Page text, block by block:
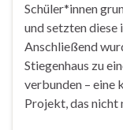
Schüler*innen
und setzten diese
Anschließend
Stiegenhaus zu
verbunden – eine
Projekt, das nicht